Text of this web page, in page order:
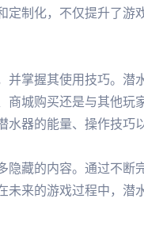
定制化，不仅提升了游
并掌握其使用技巧。潜
商城购买还是与其他玩
水器的能量、操作技巧
隐藏的内容。通过不断
未来的游戏过程中，潜